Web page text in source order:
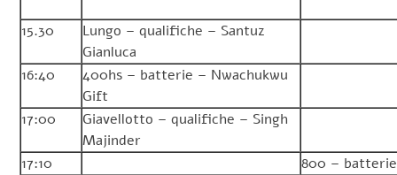
15.30
Lungo – qualifiche – Santuz
Gianluca
16:40
400hs – batterie – Nwachukwu
Gift
17:00
Giavellotto – qualifiche – Singh
Majinder
17:10
800 –